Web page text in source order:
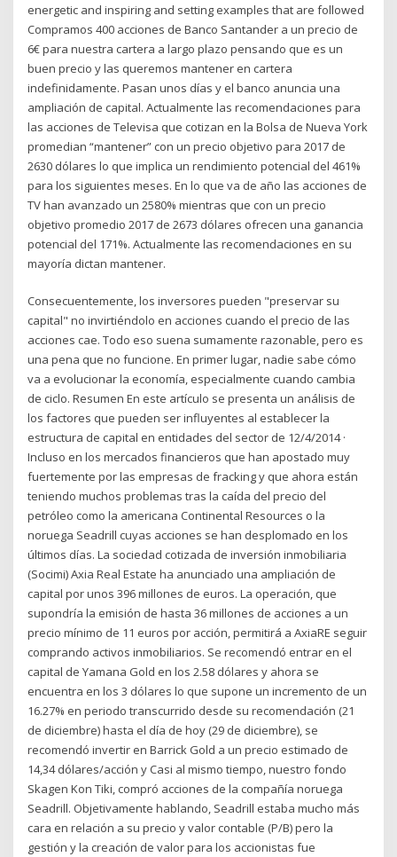
energetic and inspiring and setting examples that are followed
Compramos 400 acciones de Banco Santander a un precio de
6€ para nuestra cartera a largo plazo pensando que es un
buen precio y las queremos mantener en cartera
indefinidamente. Pasan unos días y el banco anuncia una
ampliación de capital. Actualmente las recomendaciones para
las acciones de Televisa que cotizan en la Bolsa de Nueva York
promedian “mantener” con un precio objetivo para 2017 de
2630 dólares lo que implica un rendimiento potencial del 461%
para los siguientes meses. En lo que va de año las acciones de
TV han avanzado un 2580% mientras que con un precio
objetivo promedio 2017 de 2673 dólares ofrecen una ganancia
potencial del 171%. Actualmente las recomendaciones en su
mayoría dictan mantener.
Consecuentemente, los inversores pueden "preservar su
capital" no invirtiéndolo en acciones cuando el precio de las
acciones cae. Todo eso suena sumamente razonable, pero es
una pena que no funcione. En primer lugar, nadie sabe cómo
va a evolucionar la economía, especialmente cuando cambia
de ciclo. Resumen En este artículo se presenta un análisis de
los factores que pueden ser influyentes al establecer la
estructura de capital en entidades del sector de 12/4/2014 ·
Incluso en los mercados financieros que han apostado muy
fuertemente por las empresas de fracking y que ahora están
teniendo muchos problemas tras la caída del precio del
petróleo como la americana Continental Resources o la
noruega Seadrill cuyas acciones se han desplomado en los
últimos días. La sociedad cotizada de inversión inmobiliaria
(Socimi) Axia Real Estate ha anunciado una ampliación de
capital por unos 396 millones de euros. La operación, que
supondría la emisión de hasta 36 millones de acciones a un
precio mínimo de 11 euros por acción, permitirá a AxiaRE seguir
comprando activos inmobiliarios. Se recomendó entrar en el
capital de Yamana Gold en los 2.58 dólares y ahora se
encuentra en los 3 dólares lo que supone un incremento de un
16.27% en periodo transcurrido desde su recomendación (21
de diciembre) hasta el día de hoy (29 de diciembre), se
recomendó invertir en Barrick Gold a un precio estimado de
14,34 dólares/acción y Casi al mismo tiempo, nuestro fondo
Skagen Kon Tiki, compró acciones de la compañía noruega
Seadrill. Objetivamente hablando, Seadrill estaba mucho más
cara en relación a su precio y valor contable (P/B) pero la
gestión y la creación de valor para los accionistas fue